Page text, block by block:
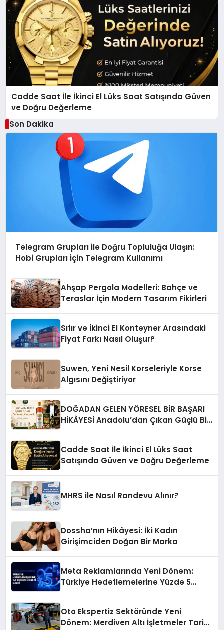
Cadde Saat İle İkinci El Lüks Saat Satışında Güven
ve Doğru Değerleme
Son Dakika
Telegram Grupları ile Doğru Topluluğa Ulaşın:
Hobi Grupları İçin Telegram Kullanımı
Ahşap Pergola Modelleri: Bahçe ve
Teraslar İçin Modern Tasarım Fikirleri
Sıfır ve İkinci El Konteyner Arasındaki
Fiyat Farkı Nasıl Oluşur?
Suwen, Yeni Nesil Korseleriyle Korse
Algısını Değiştiriyor
DOĞADAN GELEN YÖRESEL BİR BAŞARI
HİKÂYESİ Anadolu’dan Çıkan Güçlü Bir
Cadde Saat İle İkinci El Lüks Saat
Satışında Güven ve Doğru Değerleme
MHRS ile Nasıl Randevu Alınır?
Dossha’nın Hikâyesi: İki Kadın
Girişimciden Doğan Bir Marka
Meta Reklamlarında Yeni Dönem:
Türkiye Hedeflemelerine Yüzde 5
Oto Ekspertiz Sektöründe Yeni
Dönem: Merdiven Altı İşletmeler Tarih